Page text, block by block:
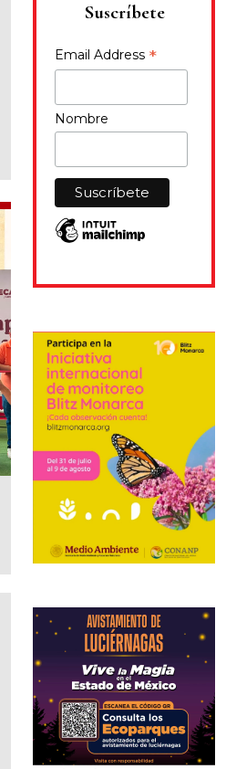
Suscríbete
Email Address *
Nombre